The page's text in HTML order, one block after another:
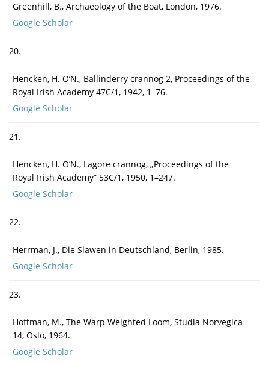
Greenhill, B., Archaeology of the Boat, London, 1976.
Google Scholar
20.
Hencken, H. O’N., Ballinderry crannog 2, Proceedings of the
Royal Irish Academy 47C/1, 1942, 1–76.
Google Scholar
21.
Hencken, H. O’N., Lagore crannog, „Proceedings of the
Royal Irish Academy” 53C/1, 1950, 1–247.
Google Scholar
22.
Herrman, J., Die Slawen in Deutschland, Berlin, 1985.
Google Scholar
23.
Hoffman, M., The Warp Weighted Loom, Studia Norvegica
14, Oslo, 1964.
Google Scholar